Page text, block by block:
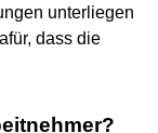
unterliegen
dass die